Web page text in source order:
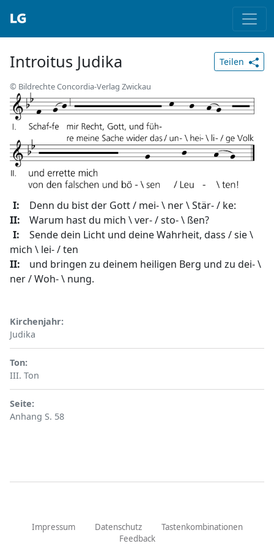
Introitus Judika Teilen
© Bildrechte Concordia-Verlag Zwickau
I:
Denn du bist der Gott / mei- \ ner \ Stär- / ke:
II:
Warum hast du mich \ ver- / sto- \ ßen?
I:
Sende dein Licht und deine Wahrheit, dass / sie \
mich \ lei- / ten
II:
und bringen zu deinem heiligen Berg und zu dei- \
ner / Woh- \ nung.
Kirchenjahr
Judika
Ton
III. Ton
Seite
Anhang S. 58
Impressum Datenschutz
Tastenkombinationen
Feedback